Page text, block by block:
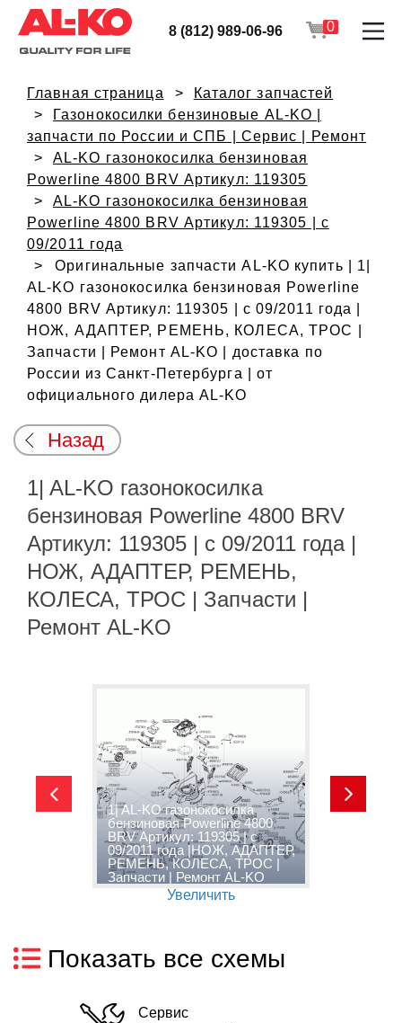
8 (812) 989-06-96 0
Главная страница
Каталог запчастей
Газонокосилки бензиновые AL-KO |
запчасти по России и СПБ | Сервис | Ремонт
AL-KO газонокосилка бензиновая
Powerline 4800 BRV Артикул: 119305
AL-KO газонокосилка бензиновая
Powerline 4800 BRV Артикул: 119305 | с
09/2011 года
Оригинальные запчасти AL-KO купить | 1|
AL-KO газонокосилка бензиновая Powerline
4800 BRV Артикул: 119305 | с 09/2011 года |
НОЖ, АДАПТЕР, РЕМЕНЬ, КОЛЕСА, ТРОС |
Запчасти | Ремонт AL-KO | доставка по
России из Санкт-Петербурга | от
официального дилера AL-KO
Назад
1| AL-KO газонокосилка
бензиновая Powerline 4800 BRV
Артикул: 119305 | с 09/2011 года |
НОЖ, АДАПТЕР, РЕМЕНЬ,
КОЛЕСА, ТРОС | Запчасти |
Ремонт AL-KO
1| AL-KO газонокосилка
бензиновая Powerline 4800
BRV Артикул: 119305 | с
09/2011 года |НОЖ, АДАПТЕР,
РЕМЕНЬ, КОЛЕСА, ТРОС |
Запчасти | Ремонт AL-KO
Увеличить
Показать все схемы
Сервис